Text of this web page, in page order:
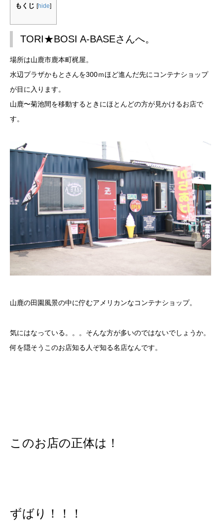
もくじ [hide]
TORI★BOSI A-BASEさんへ。
場所は山鹿市鹿本町梶屋。
水辺プラザかもとさんを300ｍほど進んだ先にコンテナショップ
が目に入ります。
山鹿〜菊池間を移動するときにほとんどの方が見かけるお店で
す。
山鹿の田園風景の中に佇むアメリカンなコンテナショップ。
気にはなっている。。。そんな方が多いのではないでしょうか。
何を隠そうこのお店知る人ぞ知る名店なんです。
このお店の正体は！
ずばり！！！